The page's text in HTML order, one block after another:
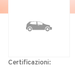
Noleggio
Auto
Certificazioni: